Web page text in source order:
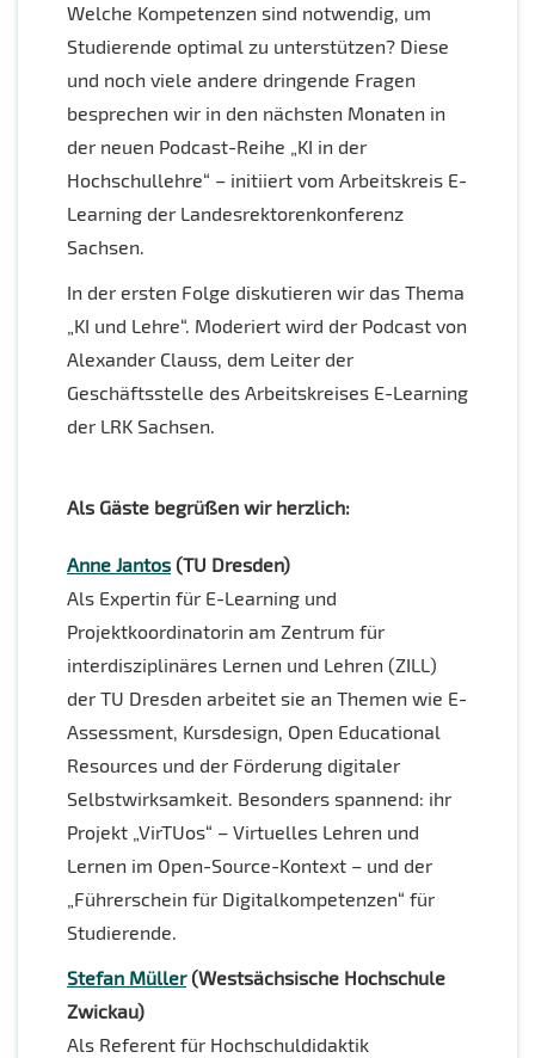
Welche Kompetenzen sind notwendig, um
Studierende optimal zu unterstützen? Diese
und noch viele andere dringende Fragen
besprechen wir in den nächsten Monaten in
der neuen Podcast-Reihe „KI in der
Hochschullehre“ – initiiert vom Arbeitskreis E-
Learning der Landesrektorenkonferenz
Sachsen.
In der ersten Folge diskutieren wir das Thema
„KI und Lehre“. Moderiert wird der Podcast von
Alexander Clauss, dem Leiter der
Geschäftsstelle des Arbeitskreises E-Learning
der LRK Sachsen.
Als Gäste begrüßen wir herzlich:
Anne Jantos (TU Dresden)
Als Expertin für E-Learning und
Projektkoordinatorin am Zentrum für
interdisziplinäres Lernen und Lehren (ZILL)
der TU Dresden arbeitet sie an Themen wie E-
Assessment, Kursdesign, Open Educational
Resources und der Förderung digitaler
Selbstwirksamkeit. Besonders spannend: ihr
Projekt „VirTUos“ – Virtuelles Lehren und
Lernen im Open-Source-Kontext – und der
„Führerschein für Digitalkompetenzen“ für
Studierende.
Stefan Müller(Westsächsische Hochschule
Zwickau)
Als Referent für Hochschuldidaktik